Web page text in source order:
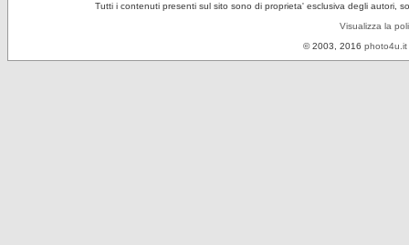
Tutti i contenuti presenti sul sito sono di proprieta' esclusiva degli autori,
Visualizza la
© 2003, 2016 photo4u.it